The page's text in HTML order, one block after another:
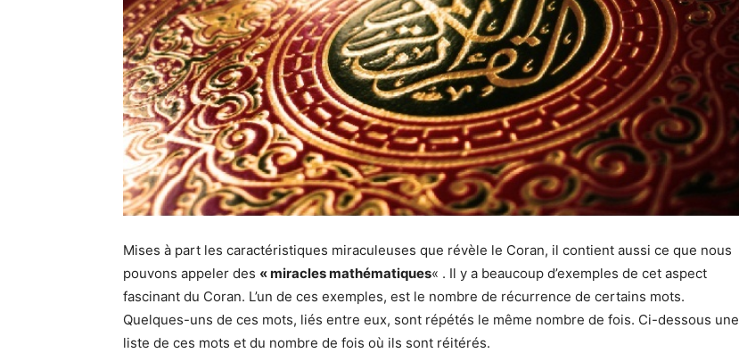
Mises à part les caractéristiques miraculeuses que révèle le Coran, il contient aussi ce que nous
pouvons appeler des « miracles mathématiques« . Il y a beaucoup d’exemples de cet aspect
fascinant du Coran. L’un de ces exemples, est le nombre de récurrence de certains mots.
Quelques-uns de ces mots, liés entre eux, sont répétés le même nombre de fois. Ci-dessous une
liste de ces mots et du nombre de fois où ils sont réitérés.